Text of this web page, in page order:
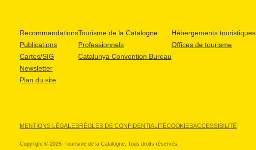
Recommandations
Publications
Cartes/SIG
Newsletter
Plan du site
Tourisme de la Catalogne
Professionnels
Catalunya Convention Bureau
Hébergements touristiques
Offices de tourisme
MENTIONS LÉGALESRÈGLES DE CONFIDENTIALITÉCOOKIESACCESSIBILITÉ
Copyright © 2026. Tourisme de la Catalogne. Tous droits réservés.